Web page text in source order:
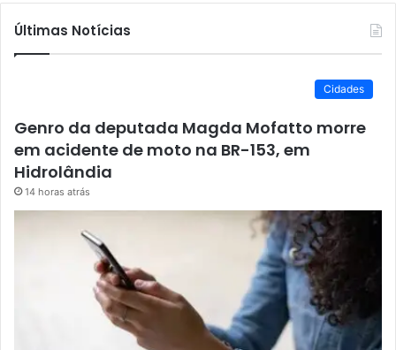
Últimas Notícias
Cidades
Genro da deputada Magda Mofatto morre
em acidente de moto na BR-153, em
Hidrolândia
14 horas atrás